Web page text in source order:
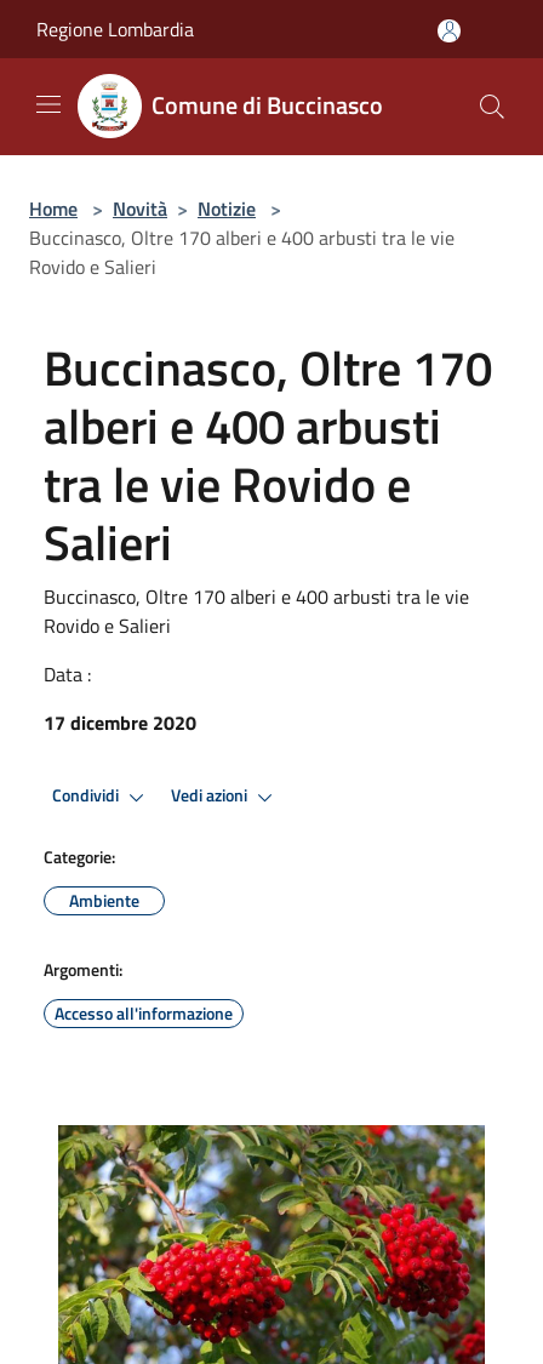
Regione Lombardia
Comune di Buccinasco
Home > Novità > Notizie >
Buccinasco, Oltre 170 alberi e 400 arbusti tra le vie
Rovido e Salieri
Buccinasco, Oltre 170
alberi e 400 arbusti
tra le vie Rovido e
Salieri
Buccinasco, Oltre 170 alberi e 400 arbusti tra le vie
Rovido e Salieri
Data :
17 dicembre 2020
Condividi Vedi azioni
Categorie:
Ambiente
Argomenti:
Accesso all'informazione